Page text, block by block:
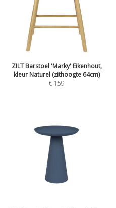
ZILT Barstoel 'Marky' Eikenhout,
kleur Naturel (zithoogte 64cm)
€ 159